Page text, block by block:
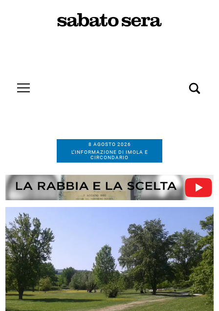
8 AGOSTO 2026
L’INFORMAZIONE DI IMOLA E
CIRCONDARIO